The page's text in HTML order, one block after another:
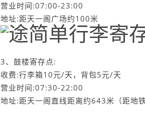
营业时间:07:00-23:00
地址:距天一阁广场约100米
3、鼓楼寄存点:
收费:行李箱10元/天，背包5元/天
营业时间:07:30-22:00
地址:距天一阁直线距离约643米（距地